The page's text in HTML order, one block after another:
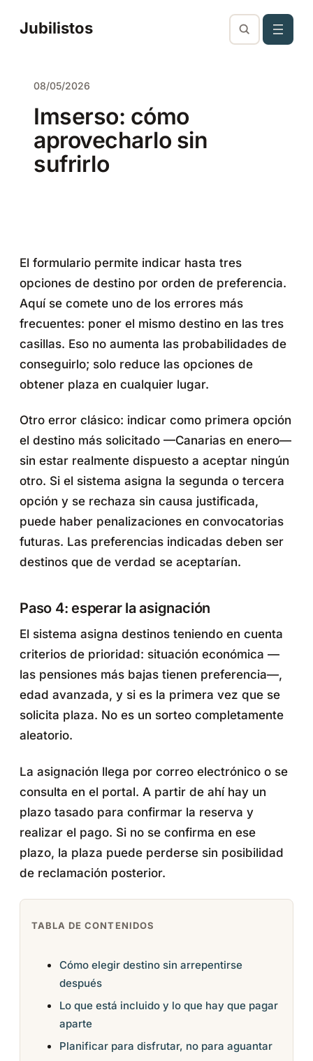
Jubilistos
08/05/2026
Imserso: cómo
aprovecharlo sin
sufrirlo
El formulario permite indicar hasta tres
opciones de destino por orden de preferencia.
Aquí se comete uno de los errores más
frecuentes: poner el mismo destino en las tres
casillas. Eso no aumenta las probabilidades de
conseguirlo; solo reduce las opciones de
obtener plaza en cualquier lugar.
Otro error clásico: indicar como primera opción
el destino más solicitado —Canarias en enero—
sin estar realmente dispuesto a aceptar ningún
otro. Si el sistema asigna la segunda o tercera
opción y se rechaza sin causa justificada,
puede haber penalizaciones en convocatorias
futuras. Las preferencias indicadas deben ser
destinos que de verdad se aceptarían.
Paso 4: esperar la asignación
El sistema asigna destinos teniendo en cuenta
criterios de prioridad: situación económica —
las pensiones más bajas tienen preferencia—,
edad avanzada, y si es la primera vez que se
solicita plaza. No es un sorteo completamente
aleatorio.
La asignación llega por correo electrónico o se
consulta en el portal. A partir de ahí hay un
plazo tasado para confirmar la reserva y
realizar el pago. Si no se confirma en ese
plazo, la plaza puede perderse sin posibilidad
de reclamación posterior.
TABLA DE CONTENIDOS
Cómo elegir destino sin arrepentirse
después
Lo que está incluido y lo que hay que pagar
aparte
Planificar para disfrutar, no para aguantar